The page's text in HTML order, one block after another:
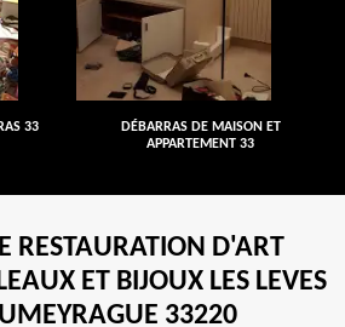
33
DÉBARRAS DE MAISON ET
APPARTEMENT 33
RESTAURATION D'ART
ET BIJOUX LES LEVES
33220